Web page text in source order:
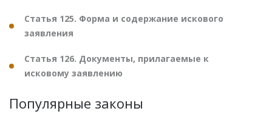
Статья 125. Форма и содержание искового
заявления
Статья 126. Документы, прилагаемые к
исковому заявлению
Популярные законы